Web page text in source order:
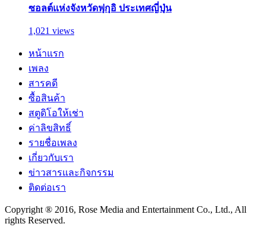
ซอลต์แห่งจังหวัดฟุกุอิ ประเทศญี่ปุ่น
1,021 views
หน้าแรก
เพลง
สารคดี
ซื้อสินค้า
สตูดิโอให้เช่า
ค่าลิขสิทธิ์
รายชื่อเพลง
เกี่ยวกับเรา
ข่าวสารและกิจกรรม
ติดต่อเรา
Copyright ® 2016, Rose Media and Entertainment Co., Ltd., All
rights Reserved.